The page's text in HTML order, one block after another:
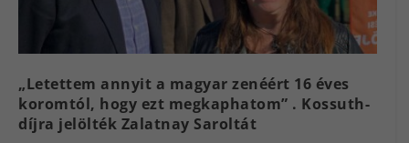
„Letettem annyit a magyar zenéért 16 éves
koromtól, hogy ezt megkaphatom” . Kossuth-
díjra jelölték Zalatnay Saroltát